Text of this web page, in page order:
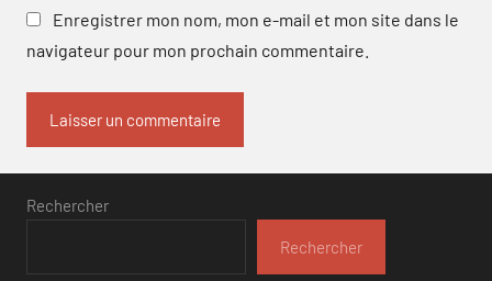
Enregistrer mon nom, mon e-mail et mon site dans le
navigateur pour mon prochain commentaire.
Rechercher
Rechercher